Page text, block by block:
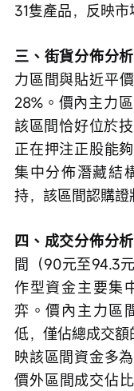
31隻產品，反映
三、街貨分佈分析
力區間與貼近平
28%。價內主力
該區間恰好位於
正在押注正股能
集中分佈潛藏結
持，該區間認購證
四、成交分佈分析
間（90元至94.3
作型資金主要集
弈。價內主力區
低，僅佔總成交額
映該區間資金多
價外區間成交佔